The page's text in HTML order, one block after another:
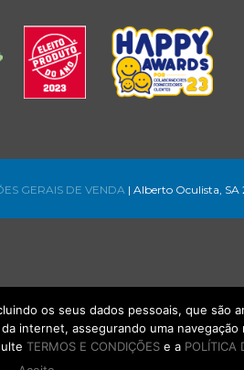
GERAIS DE VENDA | Alberto Oculista, SA
os seus dados pessoais, que são
internet, assegurando uma
TERMOS E CONDIÇÕESe a POLÍTICA